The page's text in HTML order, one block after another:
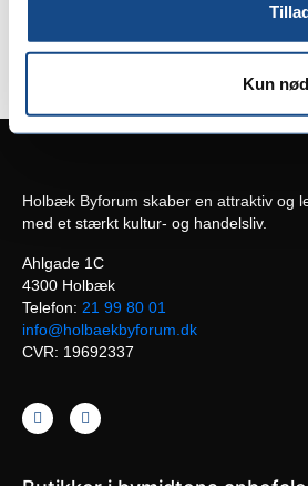
Kun
Holbæk Byforum skaber en attraktiv og
med et stærkt kultur- og handelsliv.
Ahlgade 1C
4300 Holbæk
Telefon: 21 99 80 01
info@holbaekbyforum.dk
CVR: 19692337